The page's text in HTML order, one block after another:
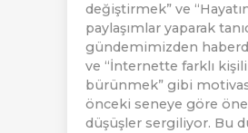
değiştirmek” ve
paylaşımlar yaparak
gündemimizden
ve “İnternette farklı
bürünmek” gibi
önceki seneye göre
düşüşler sergiliyor. Bu